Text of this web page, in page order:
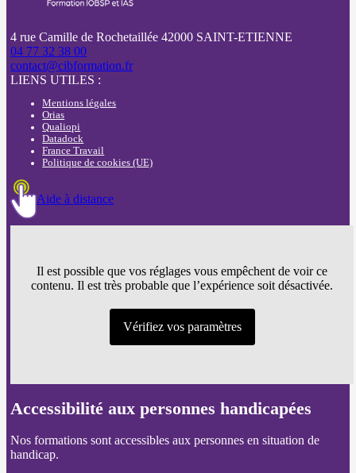
4 rue Camille de Rochetaillée 42000 SAINT-ETIENNE
04 77 32 38 00
contact@cibformation.fr
LIENS UTILES :
Mentions légales
Orias
Qualiopi
Datadock
France Travail
Politique de cookies (UE)
Aide à distance
Il est possible que vos réglages vous empêchent de voir ce
contenu. Il est très probable que l’expérience soit désactivée.
Vérifiez vos paramètres
Accessibilité aux personnes handicapées
Nos formations sont accessibles aux personnes en situation de
handicap.